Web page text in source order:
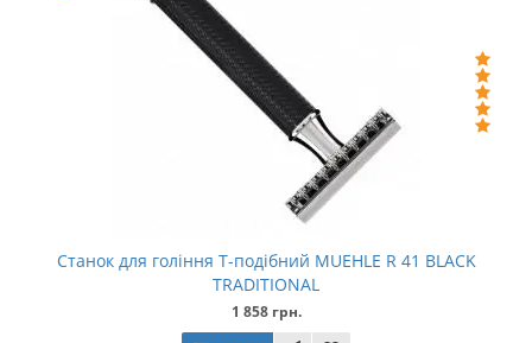
Станок для гоління Т-подібний MUEHLE R 41 BLACK
TRADITIONAL
1 858 грн.